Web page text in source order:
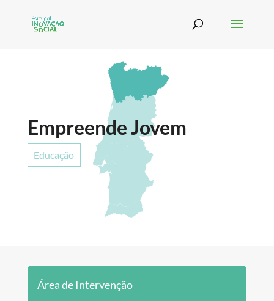
Empreende Jovem
Educação
Área de Intervenção